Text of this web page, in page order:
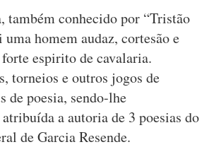
também conhecido por “Tristão
uma homem audaz, cortesão e
espirito de cavalaria.
torneios e outros jogos de
de poesia, sendo-lhe
a autoria de 3 poesias do
de Garcia Resende.